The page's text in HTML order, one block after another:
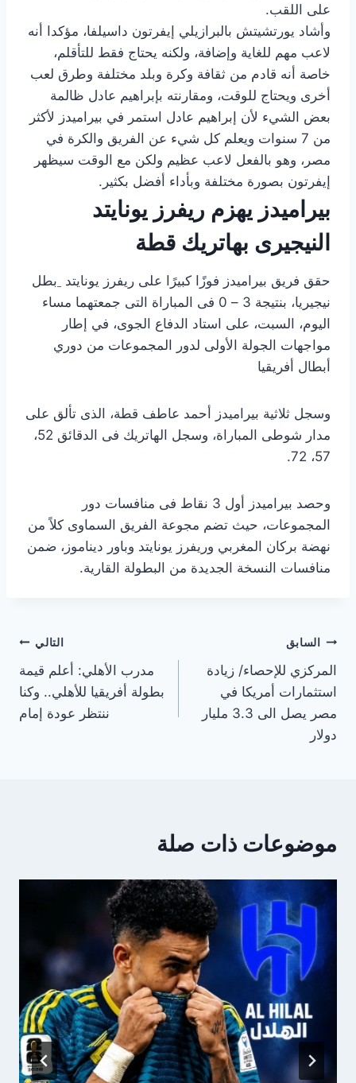
على اللقب.
وأشاد يورتشيتش بالبرازيلي إيفرتون داسيلفا، مؤكدا أنه
لاعب مهم للغاية وإضافة، ولكنه يحتاج فقط للتأقلم،
خاصة أنه قادم من ثقافة وكرة وبلد مختلفة وطرق لعب
أخرى ويحتاج للوقت، ومقارنته بإبراهيم عادل ظالمة
بعض الشيء لأن إبراهيم عادل استمر في بيراميدز لأكثر
من 7 سنوات ويعلم كل شيء عن الفريق والكرة في
مصر، وهو بالفعل لاعب عظيم ولكن مع الوقت سيظهر
إيفرتون بصورة مختلفة وبأداء أفضل بكثير.
بيراميدز يهزم ريفرز يونايتد
النيجيرى بهاتريك قطة
حقق فريق بيراميدز فوزًا كبيرًا على ريفرز يونايتد بطل
نيجيريا، بنتيجة 3 – 0 فى المباراة التى جمعتهما مساء
اليوم، السبت، على استاد الدفاع الجوى، في إطار
مواجهات الجولة الأولى لدور المجموعات من دوري
أبطال أفريقيا
وسجل ثلاثية بيراميدز أحمد عاطف قطة، الذى تألق على
مدار شوطى المباراة، وسجل الهاتريك فى الدقائق 52،
57، 72.
وحصد بيراميدز أول 3 نقاط فى منافسات دور
المجموعات، حيث تضم مجوعة الفريق السماوى كلاً من
نهضة بركان المغربي وريفرز يونايتد وباور ديناموز، ضمن
منافسات النسخة الجديدة من البطولة القارية.
تصفّح
المقالات
السابق
المركزي للإحصاء/ زيادة
استثمارات أمريكا في
مصر يصل الى 3.3 مليار
دولار
التالي
مدرب الأهلي: أعلم قيمة
بطولة أفريقيا للأهلي.. وكنا
ننتظر عودة إمام
موضوعات ذات صلة